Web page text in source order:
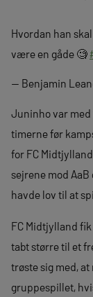
Hvordan han
være en gåde 🧐
— Benjamin
Juninho var
timerne før
for FC
sejrene mod
havde lov til at
FC Midtjylland
tabt større til et
trøste sig med,
gruppespillet,